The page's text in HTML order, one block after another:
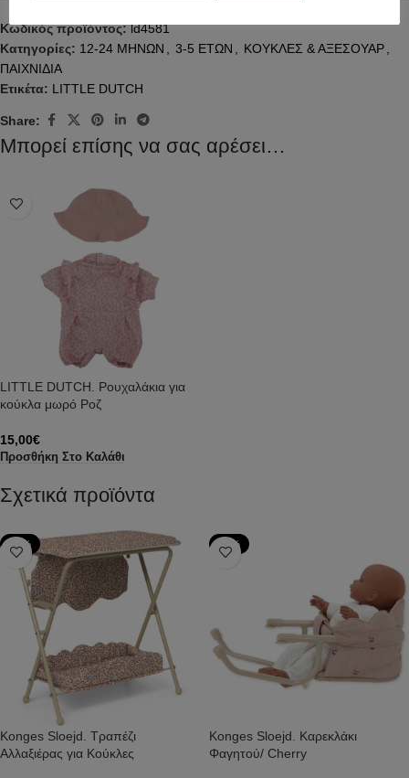
Κωδικός προϊόντος:ld4581
Κατηγορίες: 12-24 ΜΗΝΩΝ , 3-5 ΕΤΩΝ , ΚΟΥΚΛΕΣ & ΑΞΕΣΟΥΑΡ,
ΠΑΙΧΝΙΔΙΑ
Ετικέτα: LITTLE DUTCH
Share:
Μπορεί επίσης να σας αρέσει…
LITTLE DUTCH. Ρουχαλάκια για
κούκλα μωρό Ροζ
15,00€
Προσθήκη Στο Καλάθι
Σχετικά προϊόντα
-38%
Konges Sloejd. Τραπέζι
Αλλαξιέρας για Κούκλες
-43%
Konges Sloejd. Καρεκλάκι
Φαγητού/ Cherry